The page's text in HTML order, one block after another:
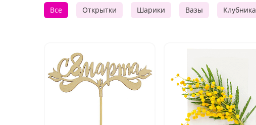
Все Открытки Шарики Вазы Клубника